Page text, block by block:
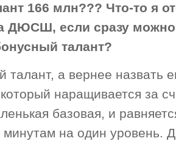
166 млн??? Что-то я
ДЮСШ, если сразу
талант?
талант, а вернее
наращивается за
базовая, и
на один уровень.